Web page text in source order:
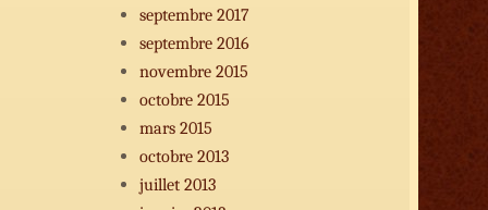
septembre 2017
septembre 2016
novembre 2015
octobre 2015
mars 2015
octobre 2013
juillet 2013